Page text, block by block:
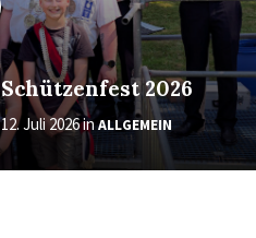
Schützenfest 2026
12. Juli 2026inALLGEMEIN